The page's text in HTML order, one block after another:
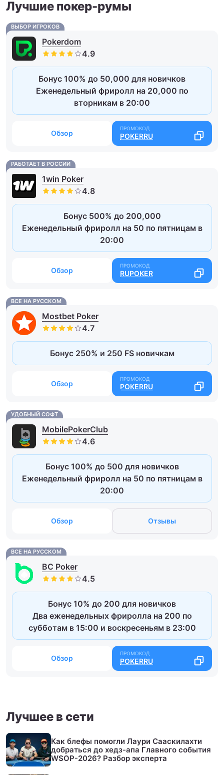
Лучшие покер-румы
ВЫБОР ИГРОКОВ
Pokerdom
Бонус 100% до 50,000 для новичков
Еженедельный фриролл на 20,000 по
вторникам в 20:00
Обзор POKERRU
РАБОТАЕТ В РОССИИ
1win Poker
Бонус 500% до 200,000
Еженедельный фриролл на 50 по пятницам в
20:00
Обзор RUPOKER
ВСЕ НА РУССКОМ
Mostbet Poker
Бонус 250% и 250 FS новичкам
Обзор POKERRU
УДОБНЫЙ СОФТ
MobilePokerClub
Бонус 100% до 500 для новичков
Еженедельный фриролл на 50 по пятницам в
20:00
Обзор Отзывы
ВСЕ НА РУССКОМ
BC Poker
Бонус 10% до 200 для новичков
Два еженедельных фриролла на 200 по
субботам в 15:00 и воскресеньям в 23:00
Обзор POKERRU
Лучшее в сети
Как блефы помогли Лаури Сааскилахти
добраться до хедз-апа Главного события
WSOP-2026? Разбор эксперта